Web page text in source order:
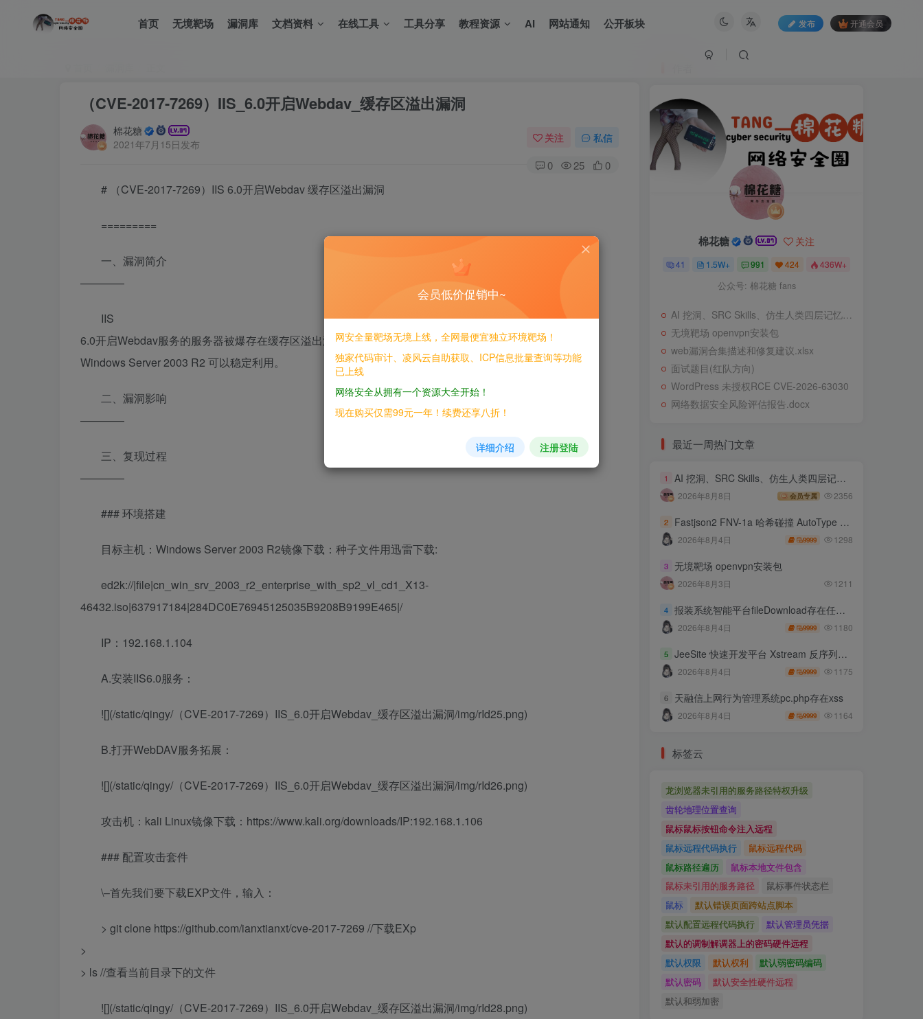
首页 无境靶场 漏洞库 文档资料 在线工具 工具分享 教程资源 AI 网站通知 公开板块 发布 开通会员
（CVE-2017-7269）IIS_6.0开启Webdav_缓存区溢出漏洞
棉花糖
2021年7月15日发布
关注 私信
0 25 0
# （CVE-2017-7269）IIS 6.0开启Webdav 缓存区溢出漏洞
=========
一、漏洞简介
————
IIS
6.0开启Webdav服务的服务器被爆存在缓存区溢出漏洞导致远程代码随意执行，目前针对
Windows Server 2003 R2 可以稳定利用。
二、漏洞影响
————
三、复现过程
————
### 环境搭建
目标主机：Windows Server 2003 R2镜像下载：种子文件用迅雷下载:
ed2k://|file|cn_win_srv_2003_r2_enterprise_with_sp2_vl_cd1_X13-
46432.iso|637917184|284DC0E76945125035B9208B9199E465|/
IP：192.168.1.104
A.安装IIS6.0服务：
![](/static/qingy/（CVE-2017-7269）IIS_6.0开启Webdav_缓存区溢出漏洞/img/rId25.png)
B.打开WebDAV服务拓展：
![](/static/qingy/（CVE-2017-7269）IIS_6.0开启Webdav_缓存区溢出漏洞/img/rId26.png)
攻击机：kali Linux镜像下载：https://www.kali.org/downloads/IP:192.168.1.106
### 配置攻击套件
\–首先我们要下载EXP文件，输入：
> git clone https://github.com/ianxtianxt/cve-2017-7269 //下载EXp
>
> ls //查看当前目录下的文件
![](/static/qingy/（CVE-2017-7269）IIS_6.0开启Webdav_缓存区溢出漏洞/img/rId28.png)
棉花糖 关注
41 1.5W+ 991 424 436W+
公众号: 棉花糖 fans
AI 挖洞、SRC Skills、仿生人类四层记忆系统
无境靶场 openvpn安装包
web漏洞合集描述和修复建议.xlsx
面试题目(红队方向)
WordPress 未授权RCE CVE-2026-63030
网络数据安全风险评估报告.docx
最近一周热门文章
1 AI 挖洞、SRC Skills、仿生人类四层记忆系统
2026年8月8日 会员专属 2356
2 Fastjson2 FNV-1a 哈希碰撞 AutoType 绕过远程代码执行
2026年8月4日 9999 1298
3 无境靶场 openvpn安装包
2026年8月3日 1211
4 报装系统智能平台fileDownload存在任意文件读取
2026年8月4日 9999 1180
5 JeeSite 快速开发平台 Xstream 反序列化RCE
2026年8月4日 9999 1175
6 天融信上网行为管理系统pc.php存在xss
2026年8月4日 9999 1164
标签云
龙浏览器未引用的服务路径特权升级
齿轮地理位置查询
鼠标鼠标按钮命令注入远程
鼠标远程代码执行
鼠标远程代码
鼠标路径遍历
鼠标本地文件包含
鼠标未引用的服务路径
鼠标事件状态栏
鼠标
默认错误页面跨站点脚本
默认配置远程代码执行
默认管理员凭据
默认的调制解调器上的密码硬件远程
默认权限
默认权利
默认弱密码编码
默认密码
默认安全性硬件远程
默认和弱加密
会员低价促销中~
网安全量靶场无境上线，全网最便宜独立环境靶场！
独家代码审计、凌风云自助获取、ICP信息批量查询等功能
已上线
网络安全从拥有一个资源大全开始！
现在购买仅需99元一年！续费还享八折！
详细介绍 注册登陆